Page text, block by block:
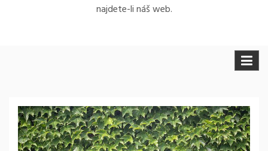
najdete-li náš web.